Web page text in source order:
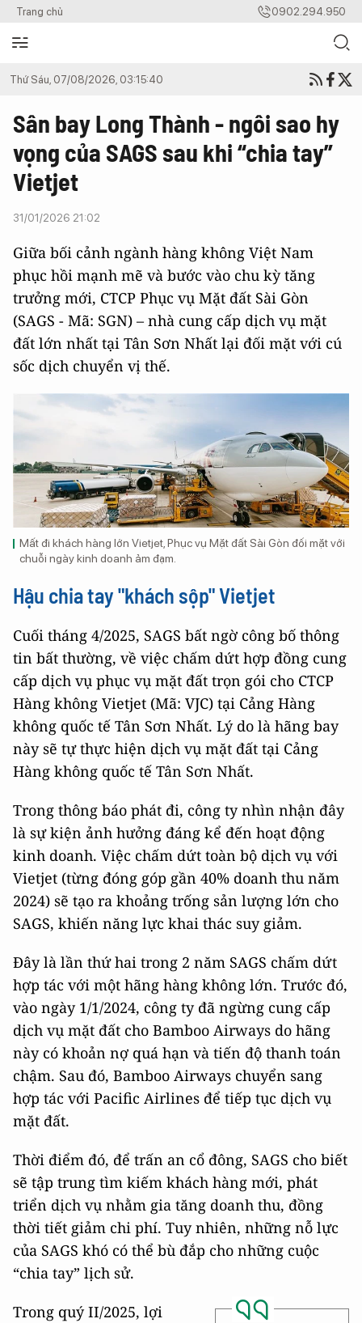
Trang chủ 0902.294.950
Thứ Sáu, 07/08/2026, 03:15:40
Sân bay Long Thành - ngôi sao hy
vọng của SAGS sau khi “chia tay”
Vietjet
31/01/2026 21:02
Giữa bối cảnh ngành hàng không Việt Nam
phục hồi mạnh mẽ và bước vào chu kỳ tăng
trưởng mới, CTCP Phục vụ Mặt đất Sài Gòn
(SAGS - Mã: SGN) – nhà cung cấp dịch vụ mặt
đất lớn nhất tại Tân Sơn Nhất lại đối mặt với cú
sốc dịch chuyển vị thế.
Mất đi khách hàng lớn Vietjet, Phục vụ Mặt đất Sài Gòn đối mặt với
chuỗi ngày kinh doanh ảm đạm.
Hậu chia tay "khách sộp" Vietjet
Cuối tháng 4/2025, SAGS bất ngờ công bố thông
tin bất thường, về việc chấm dứt hợp đồng cung
cấp dịch vụ phục vụ mặt đất trọn gói cho CTCP
Hàng không Vietjet (Mã: VJC) tại Cảng Hàng
không quốc tế Tân Sơn Nhất. Lý do là hãng bay
này sẽ tự thực hiện dịch vụ mặt đất tại Cảng
Hàng không quốc tế Tân Sơn Nhất.
Trong thông báo phát đi, công ty nhìn nhận đây
là sự kiện ảnh hưởng đáng kể đến hoạt động
kinh doanh. Việc chấm dứt toàn bộ dịch vụ với
Vietjet (từng đóng góp gần 40% doanh thu năm
2024) sẽ tạo ra khoảng trống sản lượng lớn cho
SAGS, khiến năng lực khai thác suy giảm.
Đây là lần thứ hai trong 2 năm SAGS chấm dứt
hợp tác với một hãng hàng không lớn. Trước đó,
vào ngày 1/1/2024, công ty đã ngừng cung cấp
dịch vụ mặt đất cho Bamboo Airways do hãng
này có khoản nợ quá hạn và tiến độ thanh toán
chậm. Sau đó, Bamboo Airways chuyển sang
hợp tác với Pacific Airlines để tiếp tục dịch vụ
mặt đất.
Thời điểm đó, để trấn an cổ đông, SAGS cho biết
sẽ tập trung tìm kiếm khách hàng mới, phát
triển dịch vụ nhằm gia tăng doanh thu, đồng
thời tiết giảm chi phí. Tuy nhiên, những nỗ lực
của SAGS khó có thể bù đắp cho những cuộc
“chia tay” lịch sử.
Trong quý II/2025, lợi